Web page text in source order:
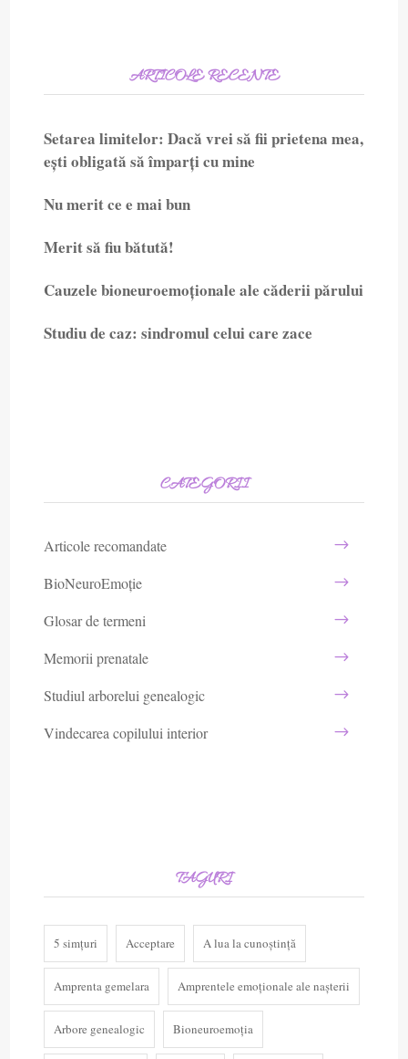
ARTICOLE RECENTE
Setarea limitelor: Dacă vrei să fii prietena mea,
ești obligată să împarți cu mine
Nu merit ce e mai bun
Merit să fiu bătută!
Cauzele bioneuroemoționale ale căderii părului
Studiu de caz: sindromul celui care zace
CATEGORII
Articole recomandate
BioNeuroEmoție
Glosar de termeni
Memorii prenatale
Studiul arborelui genealogic
Vindecarea copilului interior
TAGURI
5 simțuri Acceptare A lua la cunoștință
Amprenta gemelara Amprentele emoționale ale nașterii
Arbore genealogic Bioneuroemoția